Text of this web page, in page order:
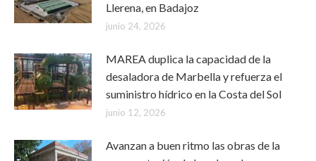
Llerena, en Badajoz
junio 24, 2026
MAREA duplica la capacidad de la
desaladora de Marbella y refuerza el
suministro hídrico en la Costa del Sol
junio 12, 2026
Avanzan a buen ritmo las obras de la